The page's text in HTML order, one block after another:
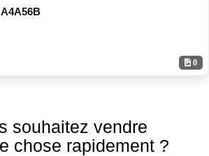
0
souhaitez vendre
chose rapidement ?